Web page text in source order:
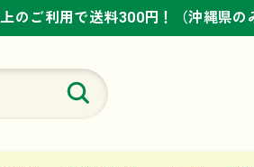
のご利用で送料300円！（沖縄県の
のご利用で送料300円！（沖縄県の
のご利用で送料300円！（沖縄県の